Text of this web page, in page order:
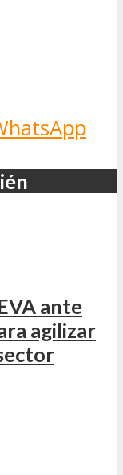
ante
agilizar